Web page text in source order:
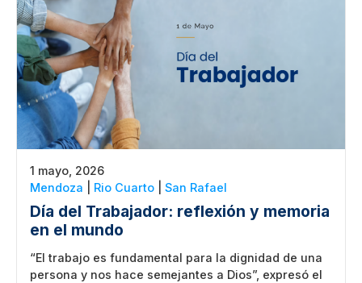
1 mayo, 2026
Mendoza
Rio Cuarto San Rafael
Día del Trabajador: reflexión y memoria
en el mundo
“El trabajo es fundamental para la dignidad de una
persona y nos hace semejantes a Dios”, expresó el